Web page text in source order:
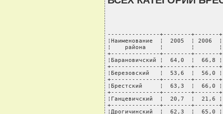
---------------+--------+-------
¦Наименование  ¦  2005  ¦
¦    района    ¦        ¦
+--------------+--------+-------
¦Барановичский ¦  64,0  ¦
+--------------+--------+-------
¦Березовский   ¦  53,6  ¦
+--------------+--------+-------
¦Брестский     ¦  63,3  ¦
+--------------+--------+-------
¦Ганцевичский  ¦  20,7  ¦
+--------------+--------+-------
¦Дрогичинский  ¦  62,3  ¦